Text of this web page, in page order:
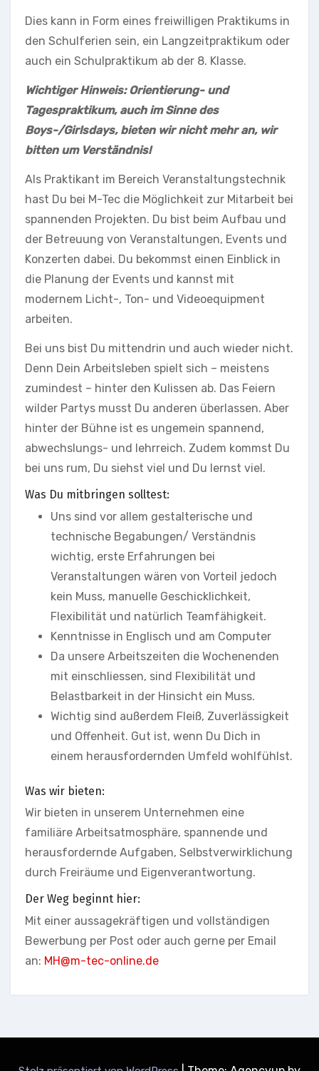
Dies kann in Form eines freiwilligen Praktikums in
den Schulferien sein, ein Langzeitpraktikum oder
auch ein Schulpraktikum ab der 8. Klasse.
Wichtiger Hinweis: Orientierung- und
Tagespraktikum, auch im Sinne des
Boys-/Girlsdays, bieten wir nicht mehr an, wir
bitten um Verständnis!
Als Praktikant im Bereich Veranstaltungstechnik
hast Du bei M-Tec die Möglichkeit zur Mitarbeit bei
spannenden Projekten. Du bist beim Aufbau und
der Betreuung von Veranstaltungen, Events und
Konzerten dabei. Du bekommst einen Einblick in
die Planung der Events und kannst mit
modernem Licht-, Ton- und Videoequipment
arbeiten.
Bei uns bist Du mittendrin und auch wieder nicht.
Denn Dein Arbeitsleben spielt sich – meistens
zumindest – hinter den Kulissen ab. Das Feiern
wilder Partys musst Du anderen überlassen. Aber
hinter der Bühne ist es ungemein spannend,
abwechslungs- und lehrreich. Zudem kommst Du
bei uns rum, Du siehst viel und Du lernst viel.
Was Du mitbringen solltest:
Uns sind vor allem gestalterische und
technische Begabungen/ Verständnis
wichtig, erste Erfahrungen bei
Veranstaltungen wären von Vorteil jedoch
kein Muss, manuelle Geschicklichkeit,
Flexibilität und natürlich Teamfähigkeit.
Kenntnisse in Englisch und am Computer
Da unsere Arbeitszeiten die Wochenenden
mit einschliessen, sind Flexibilität und
Belastbarkeit in der Hinsicht ein Muss.
Wichtig sind außerdem Fleiß, Zuverlässigkeit
und Offenheit. Gut ist, wenn Du Dich in
einem herausfordernden Umfeld wohlfühlst.
Was wir bieten:
Wir bieten in unserem Unternehmen eine
familiäre Arbeitsatmosphäre, spannende und
herausfordernde Aufgaben, Selbstverwirklichung
durch Freiräume und Eigenverantwortung.
Der Weg beginnt hier:
Mit einer aussagekräftigen und vollständigen
Bewerbung per Post oder auch gerne per Email
an: MH@m-tec-online.de